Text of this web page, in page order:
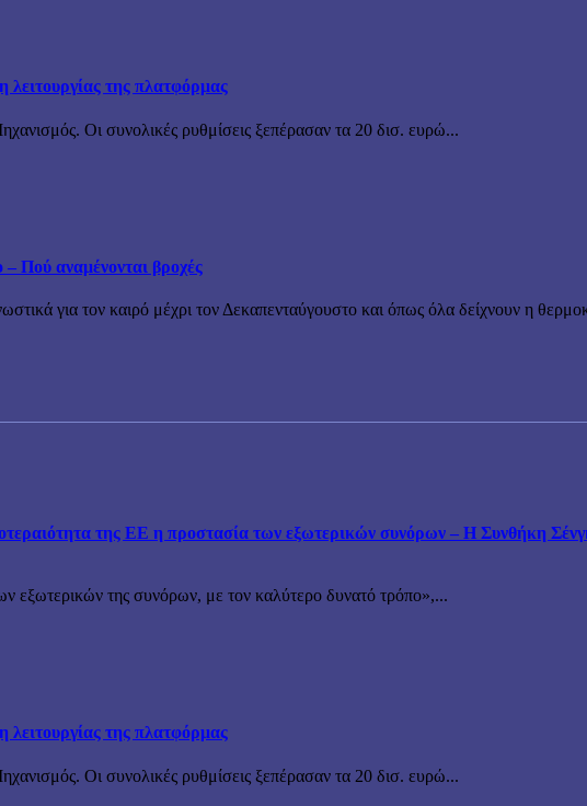
λειτουργίας της πλατφόρμας
Οι συνολικές ρυθμίσεις ξεπέρασαν τα 20 δισ. ευρώ...
– Πού αναμένονται βροχές
για τον καιρό μέχρι τον Δεκαπενταύγουστο και όπως όλα δείχνουν η
της ΕΕ η προστασία των εξωτερικών συνόρων – Η Συνθήκη
εξωτερικών της συνόρων, με τον καλύτερο δυνατό τρόπο»,...
λειτουργίας της πλατφόρμας
Οι συνολικές ρυθμίσεις ξεπέρασαν τα 20 δισ. ευρώ...